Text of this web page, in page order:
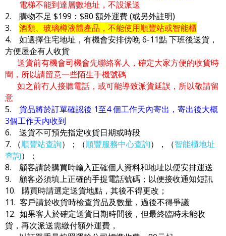
電梯不能到達層數地址，不設派送
2. 購物不足 $199：$80 額外運費 (或另外註明)
3. 酒類、玻璃樽液體產品，不能使用順豐站或智能櫃
4. 如選擇住宅地址，有機會安排傍晚 6-11點 下班後送貨，
方便屋企有人收貨
送貨前有機會司機會先聯絡客人，確定大家方便的收貨時
間，所以請留意一些陌生手機號碼
如之前冇人接聽電話，或可能導致派貨延誤，所以敬請留
意
5. 貨品將於訂單確認後 1至4 個工作天內寄出，寄出後大概
3個工作天內收到
6. 送貨不可預先指定收貨日期或時段
7. （順豐站查詢）；（順豐服務中心查詢），（智能櫃地址
查詢）；
8. 顧客請於購買時輸入正確個人資料和地址以便安排運送
9. 顧客必須填上正確的手提電話號碼；以便接收通知短訊
10. 購買時請選定送貨地點，其後不得更改；
11. 客戶請於收貨時檢查貨品及數量，過後不得爭議
12. 如果客人於確定送貨日期時間後，但最終臨時未能收
貨，再次派送需繳付額外運費，